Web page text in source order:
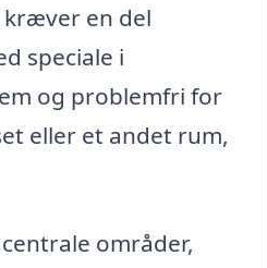
kræver en del
speciale i
og problemfri for
eller et andet rum,
områder,